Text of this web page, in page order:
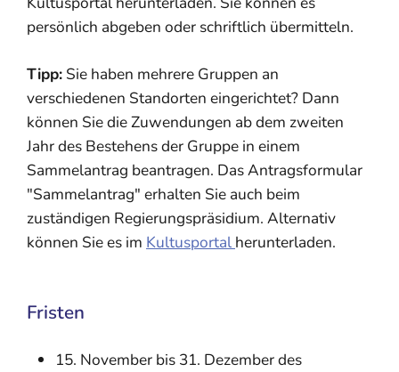
persönlich abgeben oder schriftlich übermitteln.
Tipp: Sie haben mehrere Gruppen an
verschiedenen Standorten eingerichtet? Dann
können Sie die Zuwendungen ab dem zweiten
Jahr des Bestehens der Gruppe in einem
Sammelantrag beantragen. Das Antragsformular
"Sammelantrag" erhalten Sie auch beim
zuständigen Regierungspräsidium. Alternativ
können Sie es im Kultusportal herunterladen.
Fristen
15. November bis 31. Dezember des